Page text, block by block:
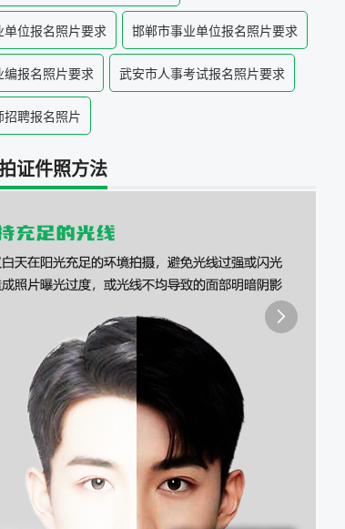
统
一体化平台
单位报名照片要求 邯郸市事业单位报名照片要求
编报名照片要求 武安市人事考试报名照片要求
招聘报名照片
证件照方法
